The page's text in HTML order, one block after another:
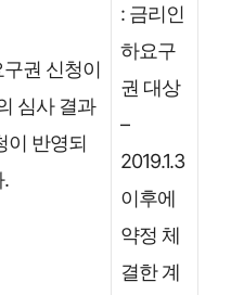
권 신청이
심사 결과
이 반영되
.
: 금리인
하요구
권 대상
–
2019.1.3
이후에
약정 체
결한 계